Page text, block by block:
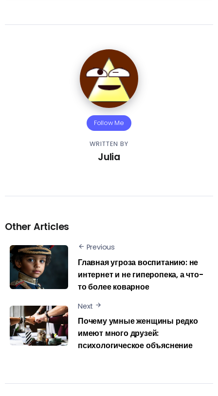
Follow Me
WRITTEN BY
Julia
Other Articles
Previous
Главная угроза воспитанию: не
интернет и не гиперопека, а что-
то более коварное
Next
Почему умные женщины редко
имеют много друзей:
психологическое объяснение